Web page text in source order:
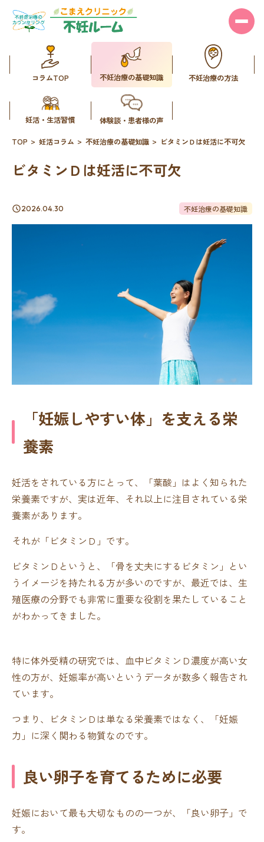
コラムTOP 不妊治療の基礎知識 不妊治療の方法
妊活・生活習慣 体験談・患者様の声
TOP 妊活コラム 不妊治療の基礎知識 ビタミンＤは妊活に不可欠
ビタミンＤは妊活に不可欠
2026.04.30 不妊治療の基礎知識
「妊娠しやすい体」を支える栄
養素
妊活をされている方にとって、「葉酸」はよく知られた
栄養素ですが、実は近年、それ以上に注目されている栄
養素があります。
それが「ビタミンＤ」です。
ビタミンＤというと、「骨を丈夫にするビタミン」とい
うイメージを持たれる方が多いのですが、最近では、生
殖医療の分野でも非常に重要な役割を果たしていること
がわかってきました。
特に体外受精の研究では、血中ビタミンＤ濃度が高い女
性の方が、妊娠率が高いというデータが数多く報告され
ています。
つまり、ビタミンＤは単なる栄養素ではなく、「妊娠
力」に深く関わる物質なのです。
良い卵子を育てるために必要
妊娠において最も大切なものの一つが、「良い卵子」で
す。